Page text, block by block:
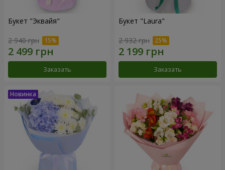
Букет "Эквайя"
2 940 грн
Заказать
Букет "Laura"
2 932 грн
Заказать